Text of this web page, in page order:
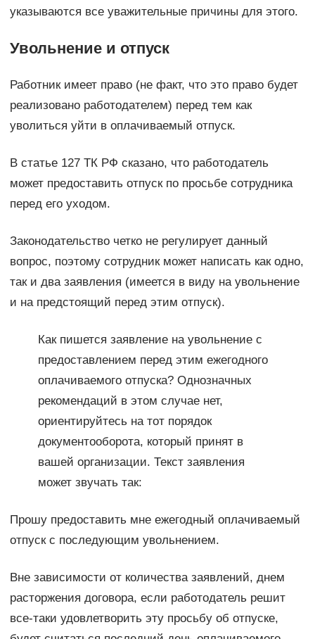
указываются все уважительные причины для этого.
Увольнение и отпуск
Работник имеет право (не факт, что это право будет
реализовано работодателем) перед тем как
уволиться уйти в оплачиваемый отпуск.
В статье 127 ТК РФ сказано, что работодатель
может предоставить отпуск по просьбе сотрудника
перед его уходом.
Законодательство четко не регулирует данный
вопрос, поэтому сотрудник может написать как одно,
так и два заявления (имеется в виду на увольнение
и на предстоящий перед этим отпуск).
Как пишется заявление на увольнение с
предоставлением перед этим ежегодного
оплачиваемого отпуска? Однозначных
рекомендаций в этом случае нет,
ориентируйтесь на тот порядок
документооборота, который принят в
вашей организации. Текст заявления
может звучать так:
Прошу предоставить мне ежегодный оплачиваемый
отпуск с последующим увольнением.
Вне зависимости от количества заявлений, днем
расторжения договора, если работодатель решит
все-таки удовлетворить эту просьбу об отпуске,